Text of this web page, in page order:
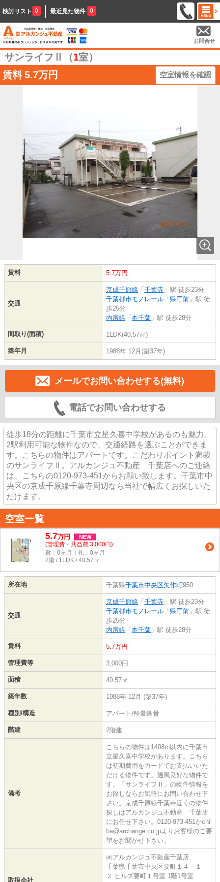
検討リスト 0 最近見た物件 0
お問合せ
サンライフⅡ（1室）
賃料 5.7万円 空室情報を確認
賃料 5.7万円
交通
京成千原線 「 千葉寺 」駅 徒歩23分
千葉都市モノレール 「 県庁前 」駅 徒
歩25分
内房線 「 本千葉 」駅 徒歩28分
間取り(面積) 1LDK(40.57㎡)
築年月 1988年 12月(築37年)
メールでお問い合わせする(無料)
電話でお問い合わせする
徒歩18分の距離に千葉市立星久喜中学校があるのも魅力。
2駅利用可能な物件なので、交通経路を選ぶことができま
す。こちらの物件はアパートです。こだわりポイント満載
のサンライフⅡ。アルカンジュ不動産 千葉店へのご連絡
は、こちらの0120-973-451からお願い致します。千葉市中
央区の京成千原線千葉寺周辺なら当社で幅広くお探しいた
だけます。
空室一覧
5.7万円 NEW
(管理費・共益費 3,000円)
敷：0ヶ月｜礼：0ヶ月
2階 / 1LDK / 40.57㎡
所在地 千葉県千葉市中央区矢作町950
交通
京成千原線 「 千葉寺 」駅 徒歩23分
千葉都市モノレール 「 県庁前 」駅 徒
歩25分
内房線 「 本千葉 」駅 徒歩28分
賃料 5.7万円
管理費等 3,000円
面積 40.57㎡
築年数 1988年 12月 (築37年)
種別/構造 アパート/軽量鉄骨
階建 2階建
備考
こちらの物件は1408m以内に千葉市
立星久喜中学校があります。こちら
は初期費用をカードでお支払いいた
だける物件です。通風良好な物件で
す。「サンライフⅡ」の物件情報を
お探しならお気軽にお問い合わせ下
さい。京成千原線千葉寺近くの物件
探しはアルカンジュ不動産 千葉店
にお任せ下さい。0120-973-451かchi
ba@archange.co.jpよりお客様のご要
望をお聞かせ下さい。
取扱会社
㈱アルカンジュ不動産千葉店
千葉県千葉市中央区要町１４－１
２ ヒルズ要町１号室 1階1号室